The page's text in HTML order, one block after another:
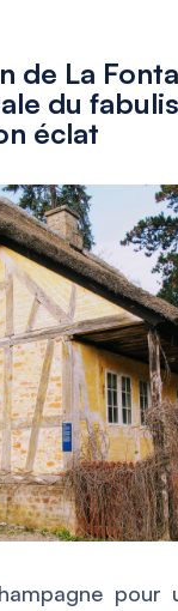
de La
du
éclat
pour